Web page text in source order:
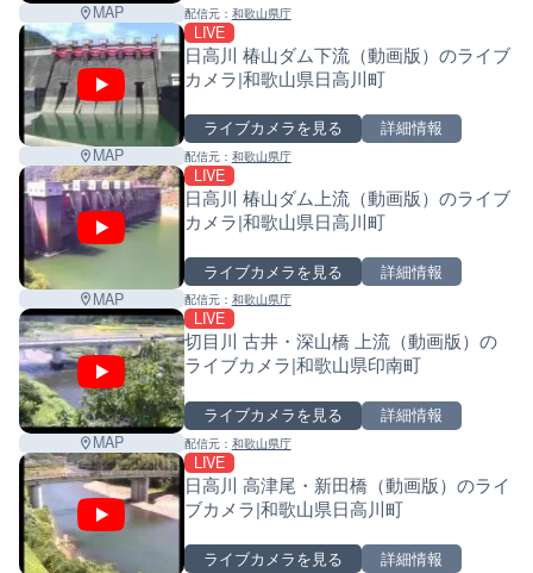
MAP 配信元： 和歌山県庁
MAP
LIVE
日高川 椿山ダム下流（動画版）のライブ
カメラ|和歌山県日高川町
ライブカメラを見る 詳細情報
配信元： 和歌山県庁
MAP
LIVE
日高川 椿山ダム上流（動画版）のライブ
カメラ|和歌山県日高川町
ライブカメラを見る 詳細情報
配信元： 和歌山県庁
MAP
LIVE
切目川 古井・深山橋 上流（動画版）の
ライブカメラ|和歌山県印南町
ライブカメラを見る 詳細情報
配信元： 和歌山県庁
LIVE
日高川 高津尾・新田橋（動画版）のライ
ブカメラ|和歌山県日高川町
ライブカメラを見る 詳細情報